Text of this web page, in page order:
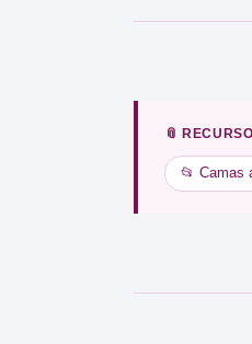
📎
📂 Camas